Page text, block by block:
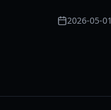
2026-05-01